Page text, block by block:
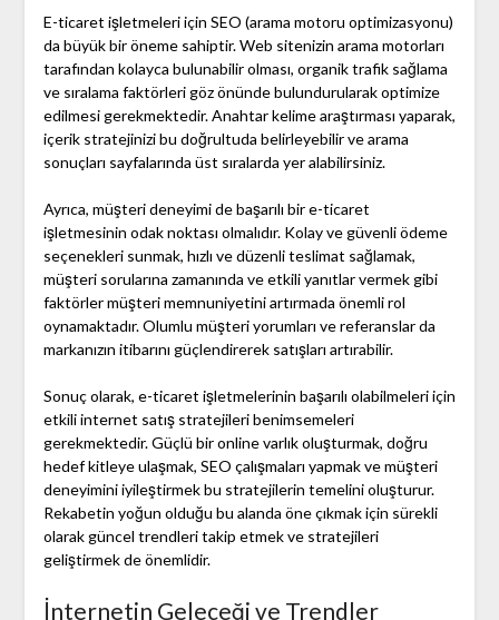
E-ticaret işletmeleri için SEO (arama motoru optimizasyonu)
da büyük bir öneme sahiptir. Web sitenizin arama motorları
tarafından kolayca bulunabilir olması, organik trafik sağlama
ve sıralama faktörleri göz önünde bulundurularak optimize
edilmesi gerekmektedir. Anahtar kelime araştırması yaparak,
içerik stratejinizi bu doğrultuda belirleyebilir ve arama
sonuçları sayfalarında üst sıralarda yer alabilirsiniz.
Ayrıca, müşteri deneyimi de başarılı bir e-ticaret
işletmesinin odak noktası olmalıdır. Kolay ve güvenli ödeme
seçenekleri sunmak, hızlı ve düzenli teslimat sağlamak,
müşteri sorularına zamanında ve etkili yanıtlar vermek gibi
faktörler müşteri memnuniyetini artırmada önemli rol
oynamaktadır. Olumlu müşteri yorumları ve referanslar da
markanızın itibarını güçlendirerek satışları artırabilir.
Sonuç olarak, e-ticaret işletmelerinin başarılı olabilmeleri için
etkili internet satış stratejileri benimsemeleri
gerekmektedir. Güçlü bir online varlık oluşturmak, doğru
hedef kitleye ulaşmak, SEO çalışmaları yapmak ve müşteri
deneyimini iyileştirmek bu stratejilerin temelini oluşturur.
Rekabetin yoğun olduğu bu alanda öne çıkmak için sürekli
olarak güncel trendleri takip etmek ve stratejileri
geliştirmek de önemlidir.
İnternetin Geleceği ve Trendler